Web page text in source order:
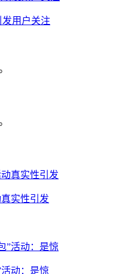
发用户关注
实性引发
动：是惊